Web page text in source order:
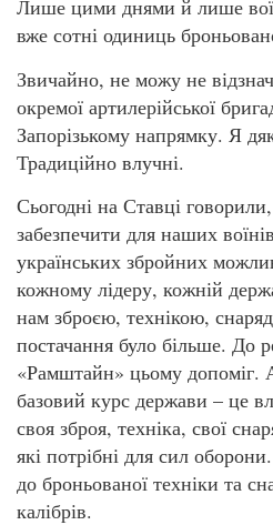
Лише цими днями й лише
вже сотні одиниць
Звичайно, не можу не
окремої артилерійської
Запорізькому напрямку. Я
Традиційно влучні.
Сьогодні на Ставці
забезпечити для наших
українських збройних
кожному лідеру, кожній
нам зброєю, технікою,
постачання було більше. До
«Рамштайн» цьому допоміг.
базовий курс держави – це
своя зброя, техніка, свої
які потрібні для сил
до броньованої техніки та
калібрів.